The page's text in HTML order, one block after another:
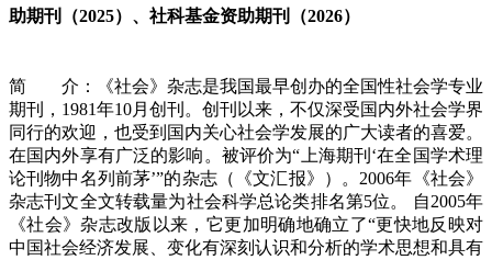
助期刊（2025）、社科基金资助期刊（2026）
简 介：《社会》杂志是我国最早创办的全国性社会学专业
期刊，1981年10月创刊。创刊以来，不仅深受国内外社会学界
同行的欢迎，也受到国内关心社会学发展的广大读者的喜爱。
在国内外享有广泛的影响。被评价为“上海期刊‘在全国学术理
论刊物中名列前茅’”的杂志（《文汇报》）。2006年《社会》
杂志刊文全文转载量为社会科学总论类排名第5位。 自2005年
《社会》杂志改版以来，它更加明确地确立了“更快地反映对
中国社会经济发展、变化有深刻认识和分析的学术思想和具有